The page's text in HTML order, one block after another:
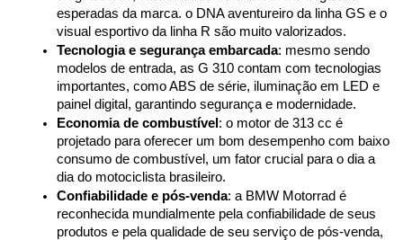
esperadas da marca. o DNA aventureiro da linha GS e o
visual esportivo da linha R são muito valorizados.
Tecnologia e segurança embarcada: mesmo sendo
modelos de entrada, as G 310 contam com tecnologias
importantes, como ABS de série, iluminação em LED e
painel digital, garantindo segurança e modernidade.
Economia de combustível: o motor de 313 cc é
projetado para oferecer um bom desempenho com baixo
consumo de combustível, um fator crucial para o dia a
dia do motociclista brasileiro.
Confiabilidade e pós-venda: a BMW Motorrad é
reconhecida mundialmente pela confiabilidade de seus
produtos e pela qualidade de seu serviço de pós-venda,